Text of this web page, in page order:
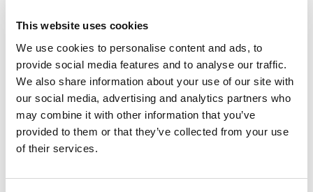
This website uses cookies
We use cookies to personalise content and ads, to
provide social media features and to analyse our traffic.
We also share information about your use of our site with
our social media, advertising and analytics partners who
may combine it with other information that you’ve
provided to them or that they’ve collected from your use
of their services.
- Vi är verkligen exalterade över att bygga
såväl villor som äganderätter i grupp från
Myresjöhus i Tjuvkil, som är ett fantastiskt
område. Närheten till havet, småbåtshamnen
och golfbanan kombinerat med mycket goda
pendlingsmöjligheter med tåg från Ytterby
området är vi övertygade om kommer att